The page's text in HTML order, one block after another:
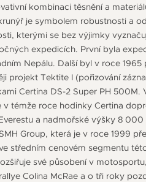
kombinaci těsnění a
je symbolem robustnosti a
kterými se bez výjimky
expedicích. První byla
Nepálu. Další byl v roce
projekt Tektite I (pořizování
Certina DS-2 Super PH
v témže roce hodinky Certina
a nadmořské výšky 8
Group, která je v roce 1999
středním cenovém segmentu
své působení v
Colina McRae a o tři roky